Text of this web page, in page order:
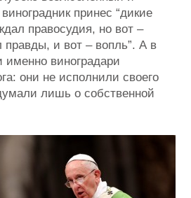
принес “дикие
правосудия, но вот –
правды, и вот – вопль”. А в
именно виноградари
они не исполнили своего
лишь о собственной